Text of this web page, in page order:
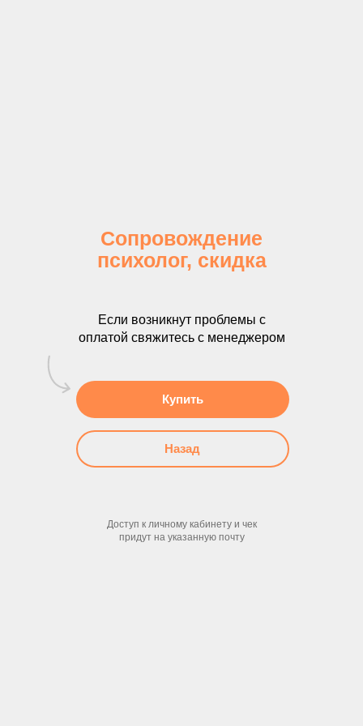
Сопровождение
психолог, скидка
Если возникнут проблемы с
оплатой свяжитесь с менеджером
Доступ к личному кабинету и чек
придут на указанную почту
Купить
Назад